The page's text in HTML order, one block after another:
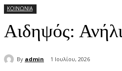
ΚΟΙΝΩΝΙΑ
Αιδηψός:
By admin 1 Ιουλίου, 2026